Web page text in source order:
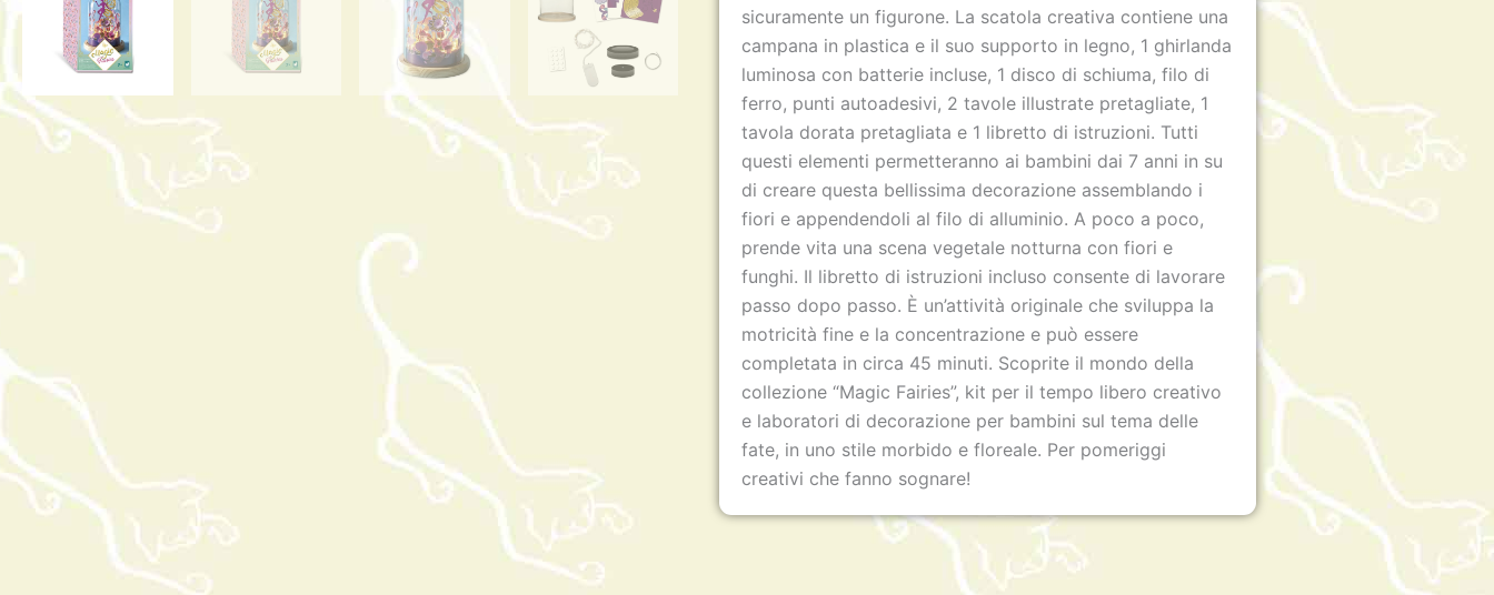
sicuramente un figurone. La scatola creativa contiene una
campana in plastica e il suo supporto in legno, 1 ghirlanda
luminosa con batterie incluse, 1 disco di schiuma, filo di
ferro, punti autoadesivi, 2 tavole illustrate pretagliate, 1
tavola dorata pretagliata e 1 libretto di istruzioni. Tutti
questi elementi permetteranno ai bambini dai 7 anni in su
di creare questa bellissima decorazione assemblando i
fiori e appendendoli al filo di alluminio. A poco a poco,
prende vita una scena vegetale notturna con fiori e
funghi. Il libretto di istruzioni incluso consente di lavorare
passo dopo passo. È un’attività originale che sviluppa la
motricità fine e la concentrazione e può essere
completata in circa 45 minuti. Scoprite il mondo della
collezione “Magic Fairies”, kit per il tempo libero creativo
e laboratori di decorazione per bambini sul tema delle
fate, in uno stile morbido e floreale. Per pomeriggi
creativi che fanno sognare!